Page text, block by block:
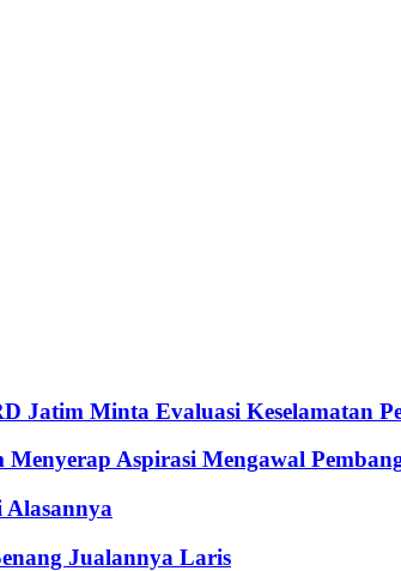
Jatim Minta Evaluasi Keselamatan
Aspirasi Mengawal
Jualannya Laris